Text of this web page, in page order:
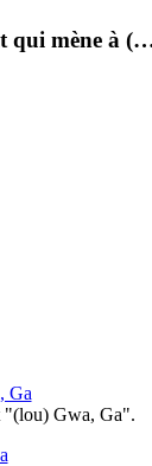
qui mène à
Ga
"(lou) Gwa, Ga".